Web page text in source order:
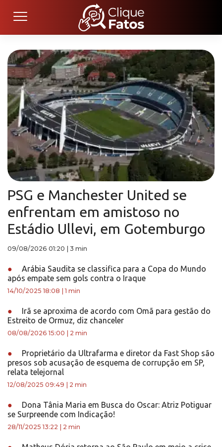
PSG e Manchester United se
enfrentam em amistoso no
Estádio Ullevi, em Gotemburgo
09/08/2026 01:20 3 min
●
Arábia Saudita se classifica para a Copa do Mundo
após empate sem gols contra o Iraque
14/10/2025 18:08 |1 min
●
Irã se aproxima de acordo com Omã para gestão do
Estreito de Ormuz, diz chanceler
08/08/2026 15:00 2 min
●
Proprietário da Ultrafarma e diretor da Fast Shop são
presos sob acusação de esquema de corrupção em SP,
relata telejornal
12/08/2025 09:49 2 min
●
Dona Tânia Maria em Busca do Oscar: Atriz Potiguar
se Surpreende com Indicação!
28/11/2025 13:22 2 min